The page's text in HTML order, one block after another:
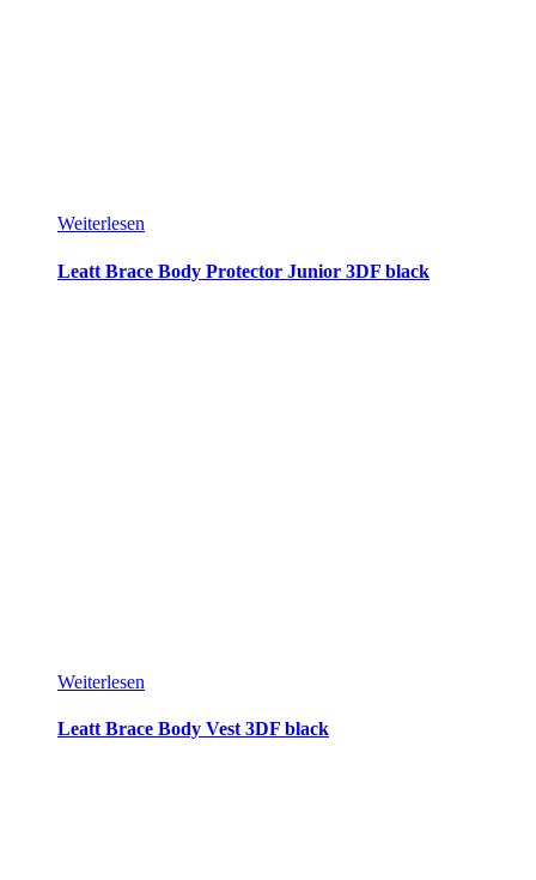
Weiterlesen
Leatt Brace Body Protector Junior 3DF black
Weiterlesen
Leatt Brace Body Vest 3DF black